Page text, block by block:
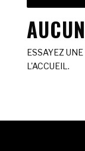
ESSAYEZ
L'ACCUEIL.